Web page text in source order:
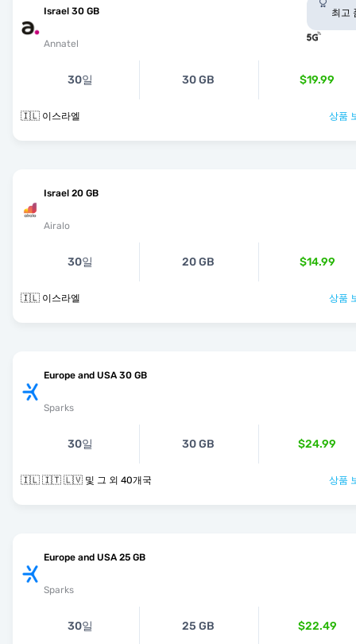
Israel 30 GB
Annatel
최고
30일 30 GB $19.99
🇮🇱 이스라엘 상품
Israel 20 GB
Airalo
30일 20 GB $14.99
🇮🇱 이스라엘 상품
Europe and USA 30 GB
Sparks
30일 30 GB $24.99
🇮🇱 🇮🇹 🇱🇻 및 그 외 40개국 상품
Europe and USA 25 GB
Sparks
30일 25 GB $22.49